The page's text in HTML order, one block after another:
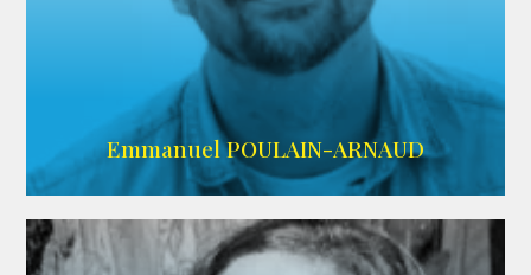
AGENCE SINGULARIST
Emmanuel POULAIN-ARNAUD